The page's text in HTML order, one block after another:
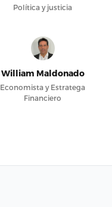
Política y justicia
William Maldonado
Economista y Estratega
Financiero